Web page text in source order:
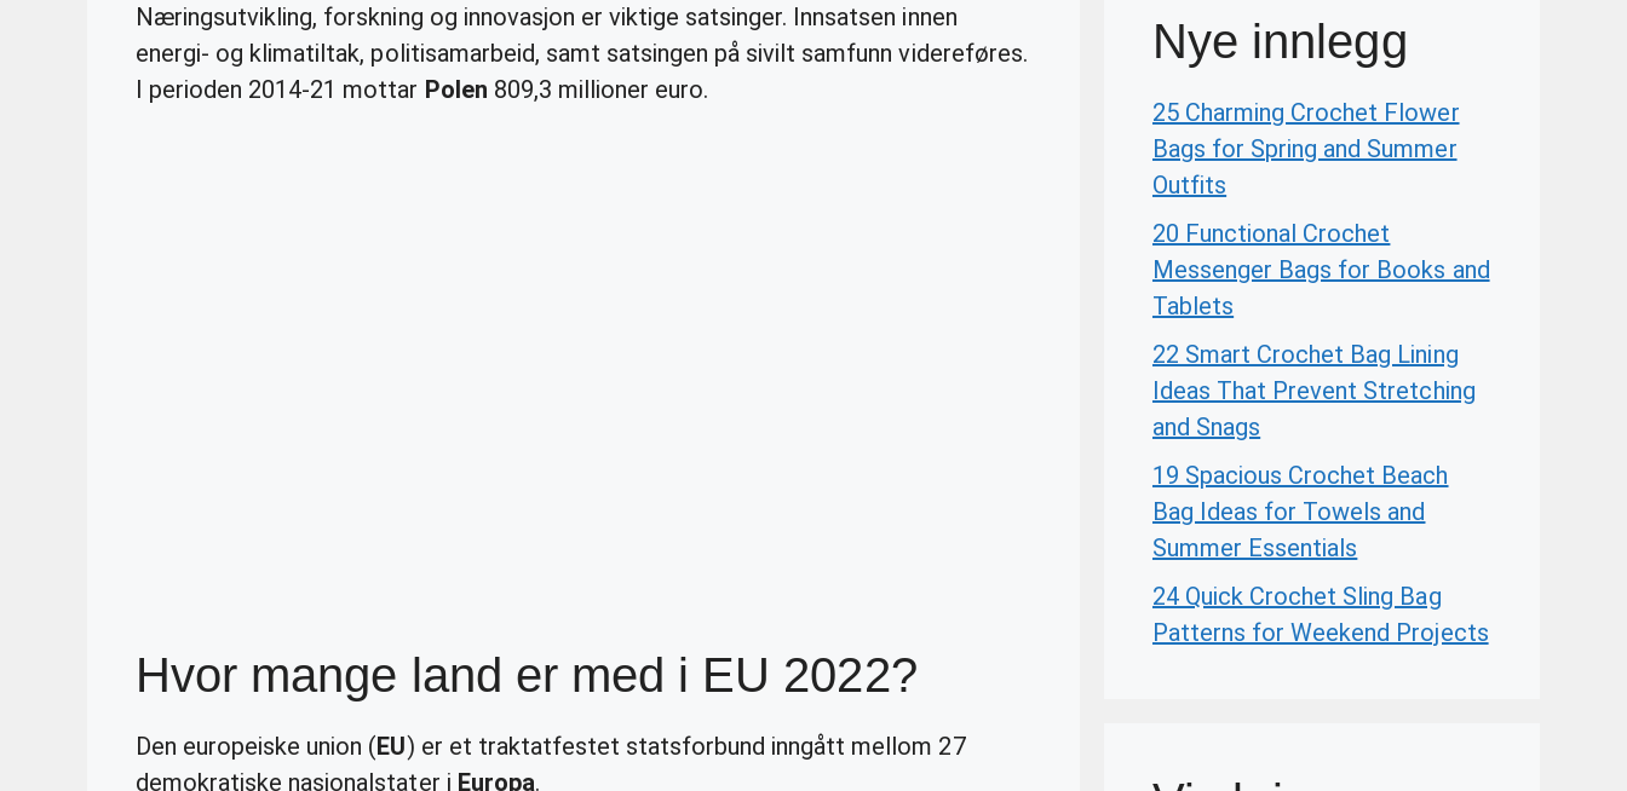
Næringsutvikling, forskning og innovasjon er viktige satsinger. Innsatsen innen
energi- og klimatiltak, politisamarbeid, samt satsingen på sivilt samfunn videreføres.
I perioden 2014-21 mottar Polen 809,3 millioner euro.
Hvor mange land er med i EU 2022?
Den europeiske union (EU) er et traktatfestet statsforbund inngått mellom 27
demokratiske nasjonalstater i Europa.
Nye innlegg
25 Charming Crochet Flower
Bags for Spring and Summer
Outfits
20 Functional Crochet
Messenger Bags for Books and
Tablets
22 Smart Crochet Bag Lining
Ideas That Prevent Stretching
and Snags
19 Spacious Crochet Beach
Bag Ideas for Towels and
Summer Essentials
24 Quick Crochet Sling Bag
Patterns for Weekend Projects